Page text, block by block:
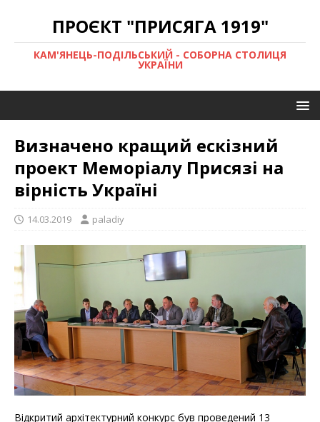
ПРОЄКТ "ПРИСЯГА 1919"
КАМ'ЯНЕЦЬ-ПОДІЛЬСЬКИЙ - СОБОРНА СТОЛИЦЯ
УКРАЇНИ
Визначено кращий ескізний
проект Меморіалу Присязі на
вірність Україні
14.03.2019 paladiy
Відкритий архітектурний конкурс був проведений 13